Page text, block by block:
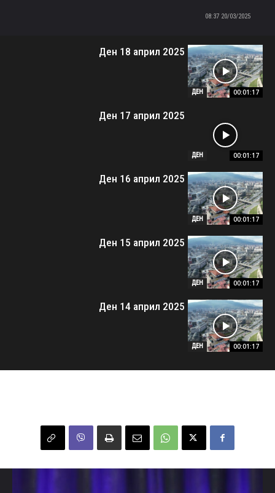
20/03/2025 08:37
ДЕН 00:01:17
Ден 18 април 2025
ДЕН 00:01:17
Ден 17 април 2025
ДЕН 00:01:17
Ден 16 април 2025
ДЕН 00:01:17
Ден 15 април 2025
ДЕН 00:01:17
Ден 14 април 2025